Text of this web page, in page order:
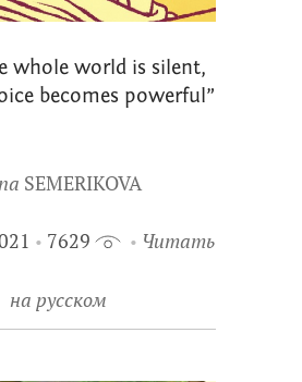
whole world is silent,
becomes powerful”
SEMERIKOVA
7629 Читать
на русском